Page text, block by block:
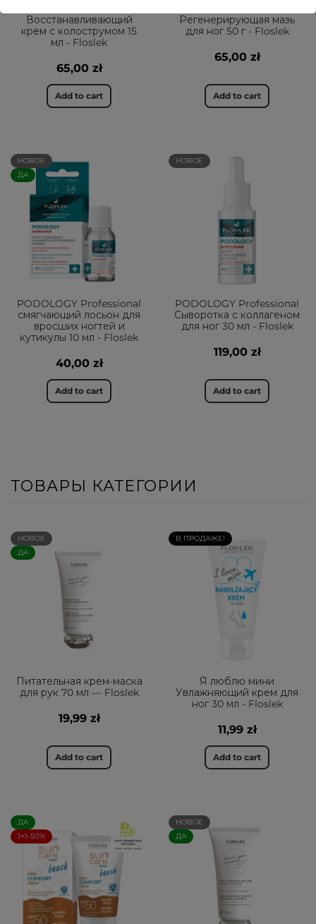
Восстанавливающий
крем с колострумом 15
мл - Floslek
65,00 zł
Add to cart
Регенерирующая мазь
для ног 50 г - Floslek
65,00 zł
Add to cart
НОВОЕ
ДА
PODOLOGY Professional
смягчающий лосьон для
вросших ногтей и
кутикулы 10 мл - Floslek
40,00 zł
Add to cart
НОВОЕ
PODOLOGY Professional
Сыворотка с коллагеном
для ног 30 мл - Floslek
119,00 zł
Add to cart
ТОВАРЫ КАТЕГОРИИ
НОВОЕ
ДА
Питательная крем-маска
для рук 70 мл — Floslek
19,99 zł
Add to cart
В ПРОДАЖЕ!
Я люблю мини
Увлажняющий крем для
ног 30 мл - Floslek
11,99 zł
Add to cart
ДА
1+1-50%
НОВОЕ
ДА